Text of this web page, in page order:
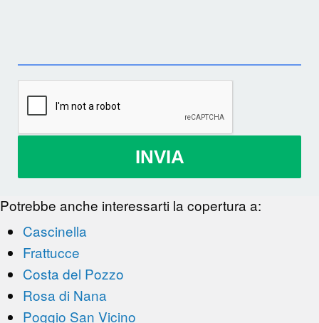
INVIA
Potrebbe anche interessarti la copertura a:
Cascinella
Frattucce
Costa del Pozzo
Rosa di Nana
Poggio San Vicino